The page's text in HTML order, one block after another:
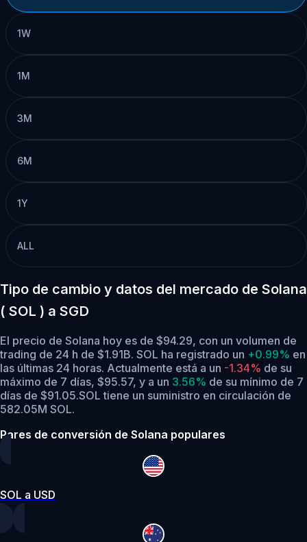
1W
1M
3M
6M
1Y
ALL
Tipo de cambio y datos del mercado de Solana
( SOL ) a SGD
El precio de Solana hoy es de $94.29, con un volumen de
trading de 24 h de $1.91B. SOL ha registrado un +0.99% en
las últimas 24 horas. Actualmente está a un -1.34% de su
máximo de 7 días, $95.57, y a un 3.56% de su mínimo de 7
días de $91.05.SOL tiene un suministro en circulación de
582.05M SOL.
Pares de conversión de Solana populares
SOL a USD